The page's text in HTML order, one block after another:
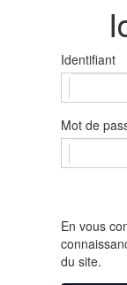
Identifiant
Mot de
En vous
du site.